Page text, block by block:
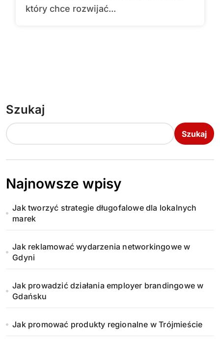
który chce rozwijać...
Szukaj
Szukaj
Najnowsze wpisy
Jak tworzyć strategie długofalowe dla lokalnych
marek
Jak reklamować wydarzenia networkingowe w
Gdyni
Jak prowadzić działania employer brandingowe w
Gdańsku
Jak promować produkty regionalne w Trójmieście